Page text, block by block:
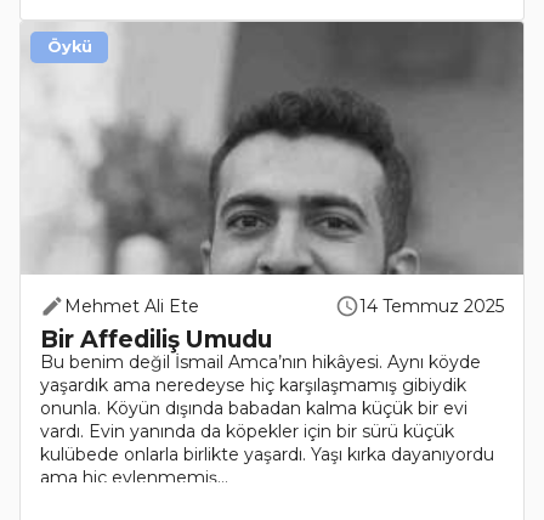
Mehmet Ali Ete 14 Temmuz 2025
Bir Affediliş Umudu
Bu benim değil İsmail Amca’nın hikâyesi. Aynı köyde
yaşardık ama neredeyse hiç karşılaşmamış gibiydik
onunla. Köyün dışında babadan kalma küçük bir evi
vardı. Evin yanında da köpekler için bir sürü küçük
kulübede onlarla birlikte yaşardı. Yaşı kırka dayanıyordu
ama hiç evlenmemiş...
Öykü